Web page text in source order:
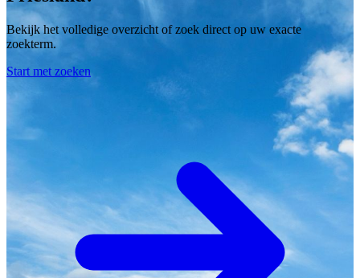
Bekijk het volledige overzicht of zoek direct op uw exacte
zoekterm.
Start met zoeken